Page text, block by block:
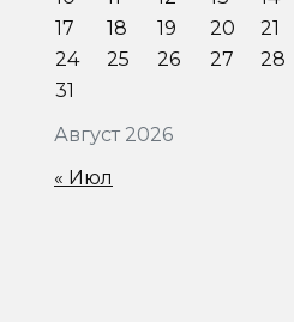
Август 2026
17
18 19 20 21
24
25 26 27 28
31
« Июл